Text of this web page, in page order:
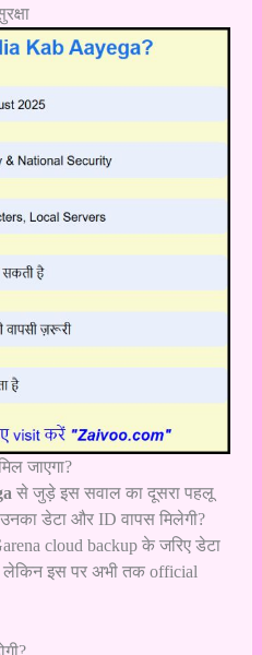
जाएगा?
से जुड़े इस सवाल का दूसरा पहलू
डेटा और ID वापस मिलेगी?
cloud backup के जरिए डेटा
लेकिन इस पर अभी तक official